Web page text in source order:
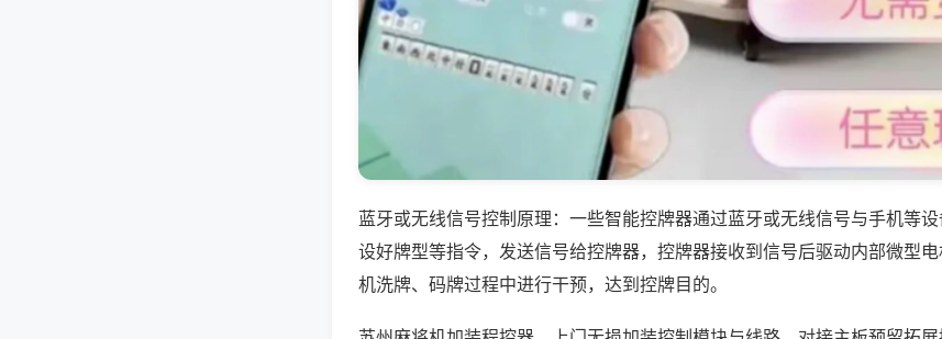
蓝牙或无线信号控制原理：一些智能控牌器通过蓝牙或无线信号与手机等
设好牌型等指令，发送信号给控牌器，控牌器接收到信号后驱动内部微型
机洗牌、码牌过程中进行干预，达到控牌目的。